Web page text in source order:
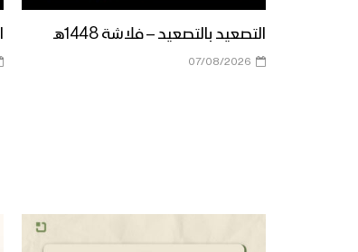
التصعيد بالتصعيد – فلاشة 1448هـ
07/08/2026